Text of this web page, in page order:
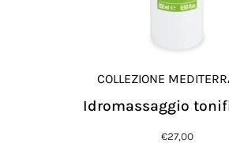
COLLEZIONE
Idromassaggio
€27,00